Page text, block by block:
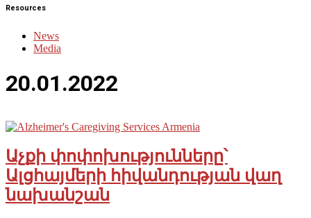
Resources
News
Media
20.01.2022
Աչքի փոփոխությունները՝
Ալցհայմերի հիվանդության վաղ
նախանշան